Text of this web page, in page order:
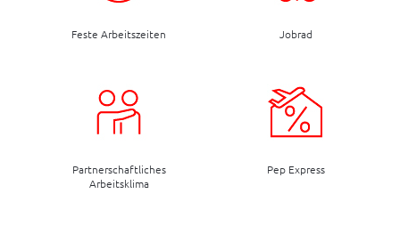
Feste Arbeitszeiten Jobrad
Partnerschaftliches
Arbeitsklima
Pep Express